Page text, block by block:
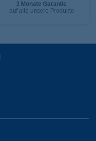
3 Monate Garantie
auf alle unsere Produkte